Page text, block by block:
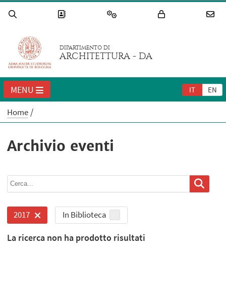
DIPARTIMENTO DI
ARCHITETTURA - DA
IT EN
MENU
Home
Archivio eventi
2017 In Biblioteca
La ricerca non ha prodotto risultati